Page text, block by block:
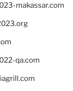
makassar.com
qa.com